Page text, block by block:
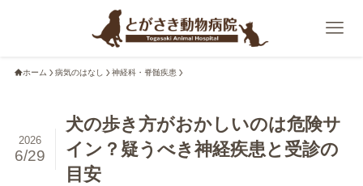
ホーム 病気のはなし 神経科・脊髄疾患
犬の歩き方がおかしいのは危険サ
イン？疑うべき神経疾患と受診の
目安
2026
6/29